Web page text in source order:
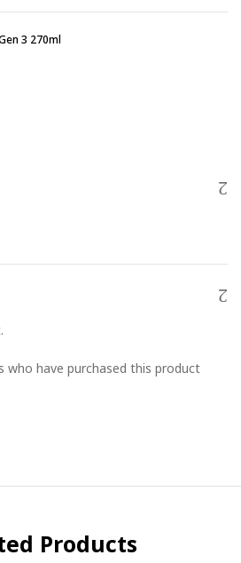
3 270ml
who have purchased this product
Products